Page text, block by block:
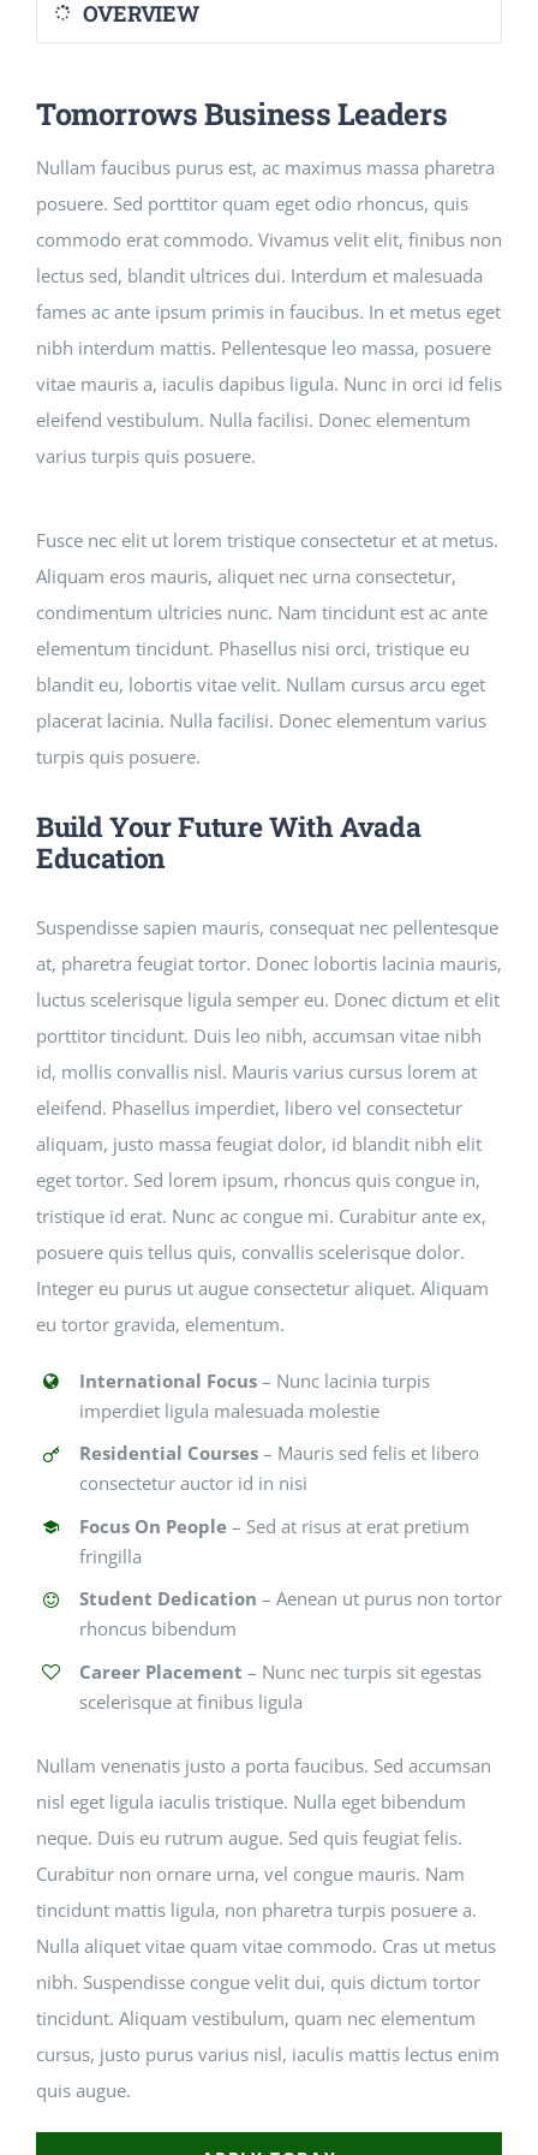
Courses
Events Calendar
Islamic Lifestyle
CONTACT
OVERVIEW
Tomorrows Business Leaders
Nullam faucibus purus est, ac maximus massa pharetra
posuere. Sed porttitor quam eget odio rhoncus, quis
commodo erat commodo. Vivamus velit elit, finibus non
lectus sed, blandit ultrices dui. Interdum et malesuada
fames ac ante ipsum primis in faucibus. In et metus eget
nibh interdum mattis. Pellentesque leo massa, posuere
vitae mauris a, iaculis dapibus ligula. Nunc in orci id felis
eleifend vestibulum. Nulla facilisi. Donec elementum
varius turpis quis posuere.
Fusce nec elit ut lorem tristique consectetur et at metus.
Aliquam eros mauris, aliquet nec urna consectetur,
condimentum ultricies nunc. Nam tincidunt est ac ante
elementum tincidunt. Phasellus nisi orci, tristique eu
blandit eu, lobortis vitae velit. Nullam cursus arcu eget
placerat lacinia. Nulla facilisi. Donec elementum varius
turpis quis posuere.
Build Your Future With Avada
Education
Suspendisse sapien mauris, consequat nec pellentesque
at, pharetra feugiat tortor. Donec lobortis lacinia mauris,
luctus scelerisque ligula semper eu. Donec dictum et elit
porttitor tincidunt. Duis leo nibh, accumsan vitae nibh
id, mollis convallis nisl. Mauris varius cursus lorem at
eleifend. Phasellus imperdiet, libero vel consectetur
aliquam, justo massa feugiat dolor, id blandit nibh elit
eget tortor. Sed lorem ipsum, rhoncus quis congue in,
tristique id erat. Nunc ac congue mi. Curabitur ante ex,
posuere quis tellus quis, convallis scelerisque dolor.
Integer eu purus ut augue consectetur aliquet. Aliquam
eu tortor gravida, elementum.
International Focus– Nunc lacinia turpis
imperdiet ligula malesuada molestie
Residential Courses– Mauris sed felis et libero
consectetur auctor id in nisi
Focus On People– Sed at risus at erat pretium
fringilla
Student Dedication – Aenean ut purus non tortor
rhoncus bibendum
Career Placement – Nunc nec turpis sit egestas
scelerisque at finibus ligula
Nullam venenatis justo a porta faucibus. Sed accumsan
nisl eget ligula iaculis tristique. Nulla eget bibendum
neque. Duis eu rutrum augue. Sed quis feugiat felis.
Curabitur non ornare urna, vel congue mauris. Nam
tincidunt mattis ligula, non pharetra turpis posuere a.
Nulla aliquet vitae quam vitae commodo. Cras ut metus
nibh. Suspendisse congue velit dui, quis dictum tortor
tincidunt. Aliquam vestibulum, quam nec elementum
cursus, justo purus varius nisl, iaculis mattis lectus enim
quis augue.